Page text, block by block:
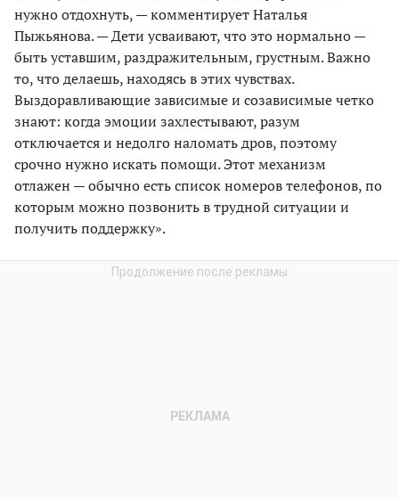
нужно отдохнуть, — комментирует Наталья
Пыжьянова. — Дети усваивают, что это нормально —
быть уставшим, раздражительным, грустным. Важно
то, что делаешь, находясь в этих чувствах.
Выздоравливающие зависимые и созависимые четко
знают: когда эмоции захлестывают, разум
отключается и недолго наломать дров, поэтому
срочно нужно искать помощи. Этот механизм
отлажен — обычно есть список номеров телефонов, по
которым можно позвонить в трудной ситуации и
получить поддержку».